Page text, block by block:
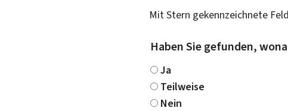
Mit Stern gekennzeichnete
Haben Sie gefunden,
Ja
Teilweise
Nein